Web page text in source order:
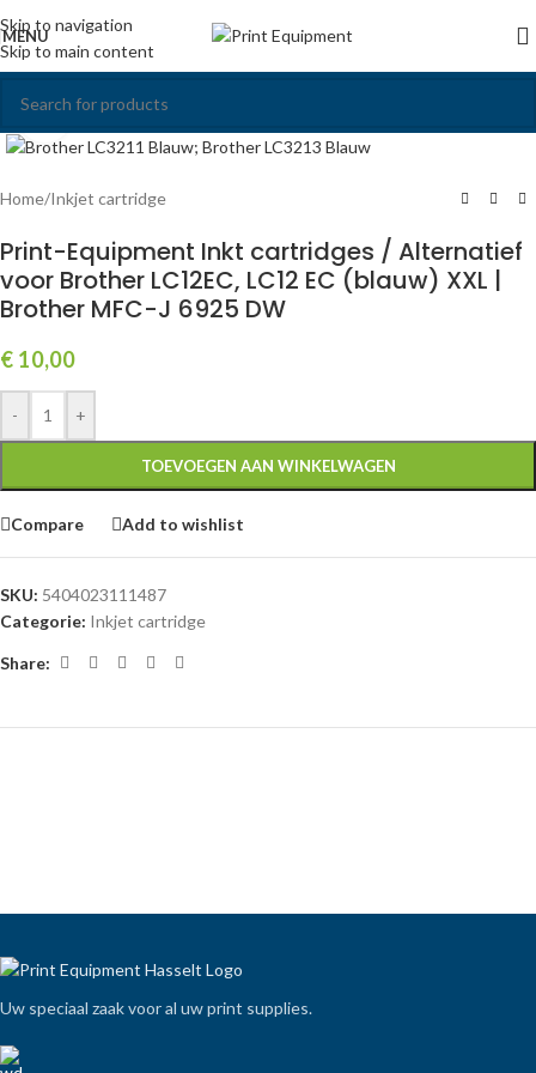
Skip to navigation
Skip to main content
MENU
Click to enlarge
Home/Inkjet cartridge
Print-Equipment Inkt cartridges / Alternatief
voor Brother LC12EC, LC12 EC (blauw) XXL |
Brother MFC-J 6925 DW
€ 10,00
- +
TOEVOEGEN AAN WINKELWAGEN
Compare Add to wishlist
SKU: 5404023111487
Categorie: Inkjet cartridge
Share:
Uw speciaal zaak voor al uw print supplies.